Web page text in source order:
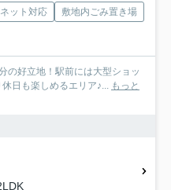
ット対応
敷地内ごみ置き場
の好立地！駅前には大型ショッ
日も楽しめるエリア♪... もっと